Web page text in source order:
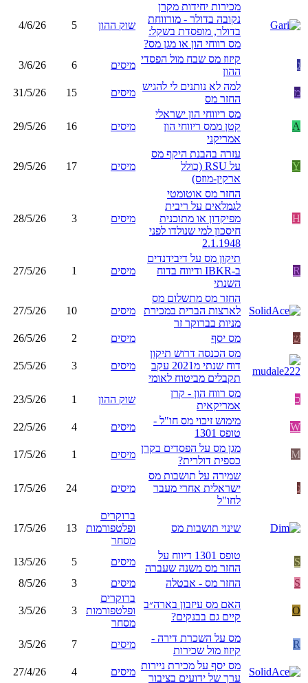
מכירות יחידות מקרן
נקובה בדולר - מורווחת
בדולר, מופסדת בשקל:
מס רווחי הון או מגן מס?
שוק ההון 5
4/6/26
ג
קיזוז מס שבח מול הפסדי
ההון
מיסים 6
3/6/26
מ
למה לא נותנים לי להגיש
החזר מס
מיסים 15
31/5/26
A
מס ריווחי הון ישראלי
קטן ממס ריווחי הון
אמריקני
מיסים 16
29/5/26
Y
עזרה בהבנת היקף מס
על RSU (כולל
ארקין-מוזס)
מיסים 17
29/5/26
H
החזר מס אוטומטי
לגמלאים על ריבית
מפיקדון או מתוכנית
חיסכון למי שנולדו לפני
2.1.1948
מיסים 3
28/5/26
R
תיקון מס על דיבידנדים
ב-IBKR ודיווח בדוח
השנתי
מיסים 1
27/5/26
החזר מס מתשלום מס
לארצות הברית במכירת
מניות בברוקר זר
מיסים 10
27/5/26
ש מס יסף מיסים 2
26/5/26
מס הכנסה דרוש תיקון
דוח שנתי מ2021 עקב
תקבלים מביטוח לאומי
מיסים 3
25/5/26
כ
מס רווח הון - קרן
אמריקאית
שוק ההון 1
23/5/26
W
מימוש זיכוי מס חו"ל -
טופס 1301
מיסים 4
22/5/26
M
מגן מס על הפסדים בקרן
כספית דולרית?
מיסים 1
17/5/26
נ
שמירה על תושבות מס
ישראלית אחרי מעבר
לחו"ל
מיסים 24
17/5/26
שינוי תושבות מס
ברוקרים
ופלטפורמות
מסחר
13
17/5/26
S
טופס 1301 דיווח על
החזר מס משנה שעברה
מיסים 5
13/5/26
S
החזר מס - אבטלה מיסים 3
8/5/26
O
האם מס עיזבון בארה״ב
קיים גם בבנקים?
ברוקרים
ופלטפורמות
מסחר
3
3/5/26
R
מס על השכרת דירה -
קיזוז מול שכירות
מיסים 7
3/5/26
מס יסף על מכירת ניירות
ערך של ידועים בציבור
מיסים 4
27/4/26